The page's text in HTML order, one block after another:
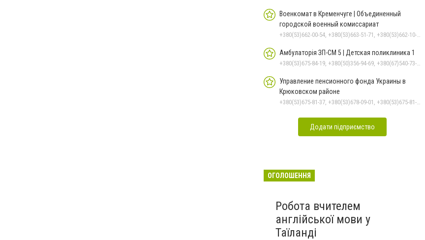
Военкомат в Кременчуге | Объединенный
городской военный комиссариат
+380(53)662-00-54, +380(53)663-51-71, +380(53)662-10-35
Амбулаторія ЗП-СМ 5 | Детская поликлиника 1
+380(53)675-84-19, +380(50)356-94-69, +380(67)540-73-87
Управление пенсионного фонда Украины в
Крюковском районе
+380(53)675-81-37, +380(53)678-09-01, +380(53)675-81-32, +380(53)675-81-40, +380(53)675-81-33, +380(53)675-81-38, +380(53)675-81-31, +380(53)678-08-87
Додати підприємство
ОГОЛОШЕННЯ
Робота вчителем
англійської мови у
Таїланді